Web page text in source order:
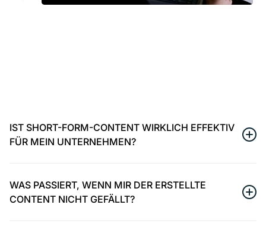
IST SHORT-FORM-CONTENT WIRKLICH EFFEKTIV
FÜR MEIN UNTERNEHMEN?
Content ideal, um Aufmerksamkeit zu gewinnen und
neue Zielgruppen zu erreichen. Wir passen den Stil
WAS PASSIERT, WENN MIR DER ERSTELLTE
CONTENT NICHT GEFÄLLT?